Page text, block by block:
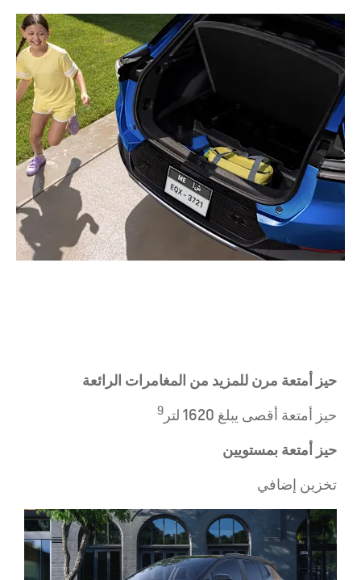
حيز أمتعة مرن للمزيد من المغامرات الرائعة
حيز أمتعة أقصى يبلغ 1620 لتر 9
حيز أمتعة بمستويين
تخزين إضافي